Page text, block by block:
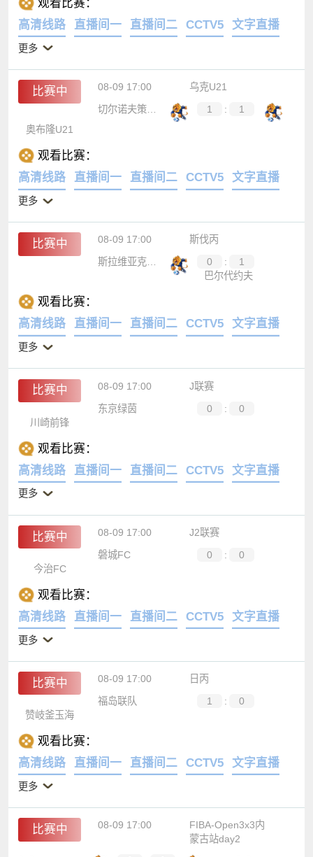
观看比赛：
高清线路
直播间一 直播间二 CCTV5 文字直播
更多
比赛中 08-09 17:00
乌克U21
切尔诺夫策U21
1 :
1
奥布隆U21
观看比赛：
高清线路
直播间一 直播间二 CCTV5 文字直播
更多
比赛中 08-09 17:00
斯伐丙
斯拉维亚克思雀
0 :
1
巴尔代约夫
观看比赛：
高清线路
直播间一 直播间二 CCTV5 文字直播
更多
比赛中 08-09 17:00
J联赛
东京绿茵
0 :
0
川崎前锋
观看比赛：
高清线路
直播间一 直播间二 CCTV5 文字直播
更多
比赛中 08-09 17:00
J2联赛
磐城FC
0 :
0
今治FC
观看比赛：
高清线路
直播间一 直播间二 CCTV5 文字直播
更多
比赛中 08-09 17:00
日丙
福岛联队
1 :
0
赞岐釜玉海
观看比赛：
高清线路
直播间一 直播间二 CCTV5 文字直播
更多
比赛中 08-09 17:00
FIBA-Open3x3内
蒙古站day2